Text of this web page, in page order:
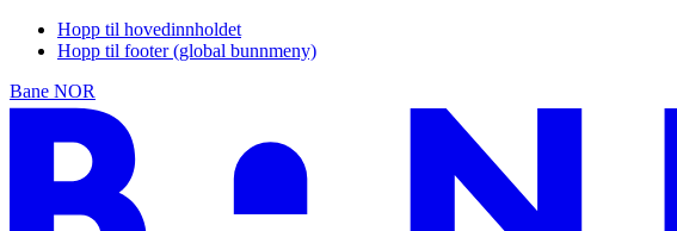
Hopp til hovedinnholdet
Hopp til footer (global bunnmeny)
Bane NOR